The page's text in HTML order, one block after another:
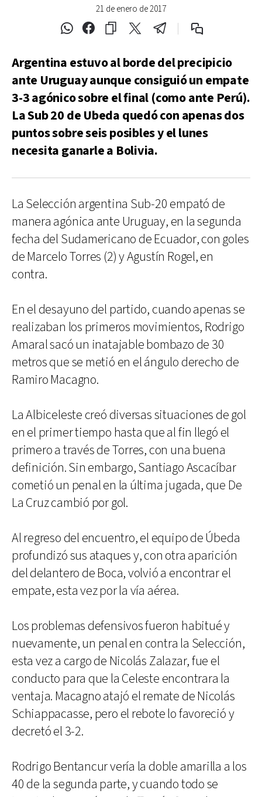
21 de enero de 2017
Argentina estuvo al borde del precipicio
ante Uruguay aunque consiguió un empate
3-3 agónico sobre el final (como ante Perú).
La Sub 20 de Ubeda quedó con apenas dos
puntos sobre seis posibles y el lunes
necesita ganarle a Bolivia.
La Selección argentina Sub-20 empató de
manera agónica ante Uruguay, en la segunda
fecha del Sudamericano de Ecuador, con goles
de Marcelo Torres (2) y Agustín Rogel, en
contra.
En el desayuno del partido, cuando apenas se
realizaban los primeros movimientos, Rodrigo
Amaral sacó un inatajable bombazo de 30
metros que se metió en el ángulo derecho de
Ramiro Macagno.
La Albiceleste creó diversas situaciones de gol
en el primer tiempo hasta que al fin llegó el
primero a través de Torres, con una buena
definición. Sin embargo, Santiago Ascacíbar
cometió un penal en la última jugada, que De
La Cruz cambió por gol.
Al regreso del encuentro, el equipo de Úbeda
profundizó sus ataques y, con otra aparición
del delantero de Boca, volvió a encontrar el
empate, esta vez por la vía aérea.
Los problemas defensivos fueron habitué y
nuevamente, un penal en contra la Selección,
esta vez a cargo de Nicolás Zalazar, fue el
conducto para que la Celeste encontrara la
ventaja. Macagno atajó el remate de Nicolás
Schiappacasse, pero el rebote lo favoreció y
decretó el 3-2.
Rodrigo Bentancur vería la doble amarilla a los
40 de la segunda parte, y cuando todo se